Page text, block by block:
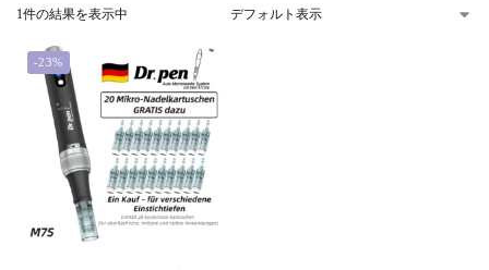
1件の結果を表示中
-23%